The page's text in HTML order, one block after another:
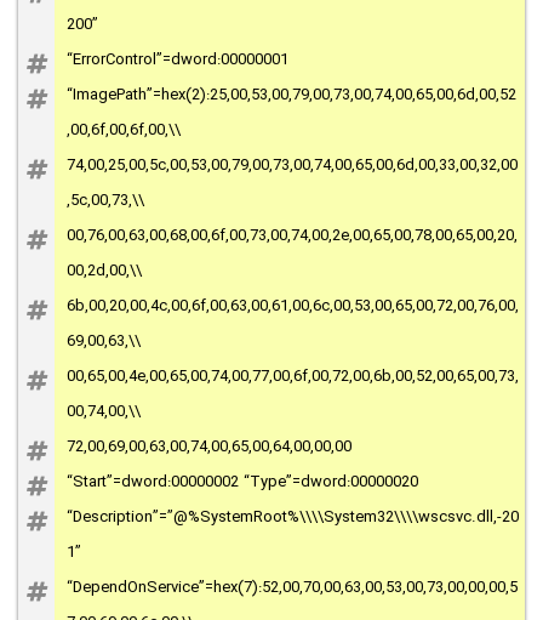
200”
“ErrorControl”=dword:00000001
“ImagePath”=hex(2):25,00,53,00,79,00,73,00,74,00,65,00,6d,00,52
,00,6f,00,6f,00,\\
74,00,25,00,5c,00,53,00,79,00,73,00,74,00,65,00,6d,00,33,00,32,00
,5c,00,73,\\
00,76,00,63,00,68,00,6f,00,73,00,74,00,2e,00,65,00,78,00,65,00,20,
00,2d,00,\\
6b,00,20,00,4c,00,6f,00,63,00,61,00,6c,00,53,00,65,00,72,00,76,00,
69,00,63,\\
00,65,00,4e,00,65,00,74,00,77,00,6f,00,72,00,6b,00,52,00,65,00,73,
00,74,00,\\
72,00,69,00,63,00,74,00,65,00,64,00,00,00
“Start”=dword:00000002 “Type”=dword:00000020
“Description”=”@%SystemRoot%\\\\System32\\\\wscsvc.dll,-20
1”
“DependOnService”=hex(7):52,00,70,00,63,00,53,00,73,00,00,00,5